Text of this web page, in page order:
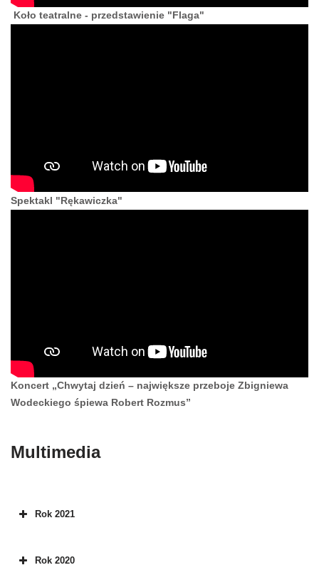
Koło teatralne - przedstawienie "Flaga"
Spektakl "Rękawiczka"
Koncert „Chwytaj dzień – największe przeboje Zbigniewa
Wodeckiego śpiewa Robert Rozmus”
Multimedia
Rok 2021
Rok 2020